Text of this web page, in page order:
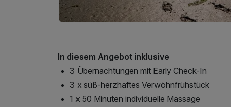
In diesem Angebot inklusive
3 Übernachtungen mit Early Check-In
3 x süß-herzhaftes Verwöhnfrühstück
1 x 50 Minuten individuelle Massage